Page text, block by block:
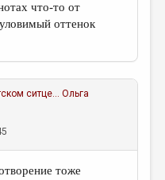
что-то от
оттенок
ситце... Ольга
тоже